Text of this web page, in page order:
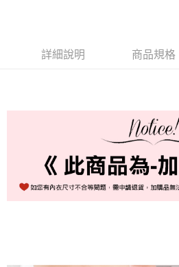
711取貨付款
每筆NT$60，滿NT$999(含以上)免運費
每筆NT$80，滿NT$999(含以上)免運費
國際順豐速運
詳細說明 商品規格